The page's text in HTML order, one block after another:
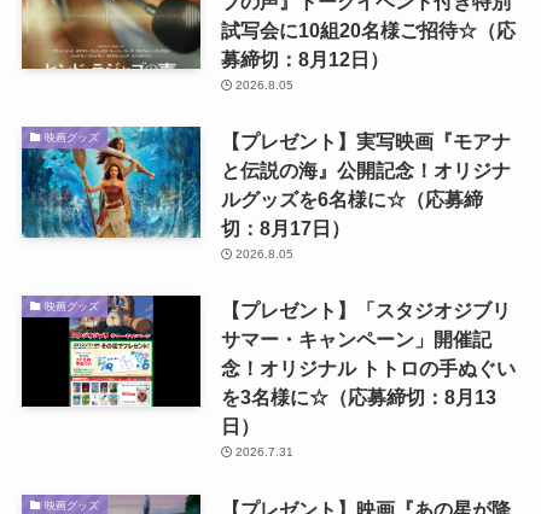
試写会に10組20名様ご招待☆（応
募締切：8月12日）
2026.8.05
映画グッズ
【プレゼント】実写映画『モアナ
と伝説の海』公開記念！オリジナ
ルグッズを6名様に☆（応募締
切：8月17日）
2026.8.05
映画グッズ
【プレゼント】「スタジオジブリ
サマー・キャンペーン」開催記
念！オリジナル トトロの手ぬぐい
を3名様に☆（応募締切：8月13
日）
2026.7.31
映画グッズ 【プレゼント】映画『あの星が降